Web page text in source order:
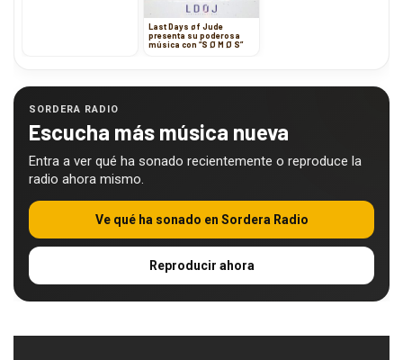
Last Days øf Jude
presenta su poderosa
música con “S Ø M Ø S”
SORDERA RADIO
Escucha más música nueva
Entra a ver qué ha sonado recientemente o reproduce la
radio ahora mismo.
Ve qué ha sonado en Sordera Radio
Reproducir ahora